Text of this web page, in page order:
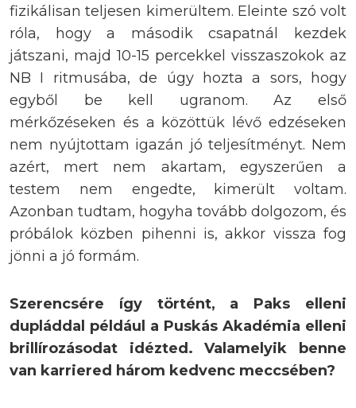
fizikálisan teljesen kimerültem. Eleinte szó volt
róla, hogy a második csapatnál kezdek
játszani, majd 10-15 percekkel visszaszokok az
NB I ritmusába, de úgy hozta a sors, hogy
egyből be kell ugranom. Az első
mérkőzéseken és a közöttük lévő edzéseken
nem nyújtottam igazán jó teljesítményt. Nem
azért, mert nem akartam, egyszerűen a
testem nem engedte, kimerült voltam.
Azonban tudtam, hogyha tovább dolgozom, és
próbálok közben pihenni is, akkor vissza fog
jönni a jó formám.
Szerencsére így történt, a Paks elleni
dupláddal például a Puskás Akadémia elleni
brillírozásodat idézted. Valamelyik benne
van karriered három kedvenc meccsében?